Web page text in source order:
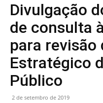
Divulgação
de consulta
para revisão
Estratégico
Público
2 de setembro de 2019